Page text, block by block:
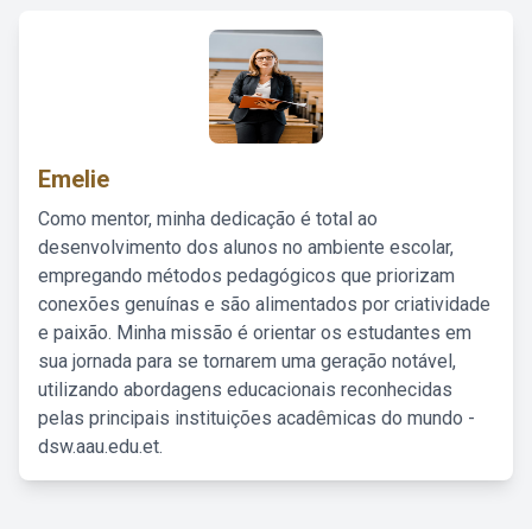
Emelie
Como mentor, minha dedicação é total ao
desenvolvimento dos alunos no ambiente escolar,
empregando métodos pedagógicos que priorizam
conexões genuínas e são alimentados por criatividade
e paixão. Minha missão é orientar os estudantes em
sua jornada para se tornarem uma geração notável,
utilizando abordagens educacionais reconhecidas
pelas principais instituições acadêmicas do mundo -
dsw.aau.edu.et.